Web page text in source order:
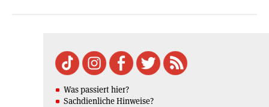
Was passiert hier?
Sachdienliche Hinweise?